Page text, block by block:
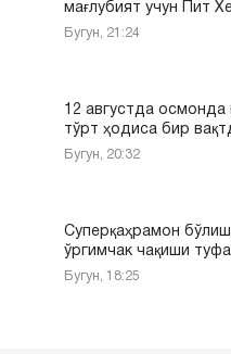
мағлубият учун Пит
Бугун, 21:24
12 августда осмонда
тўрт ҳодиса бир
Бугун, 20:32
Суперқаҳрамон
ўргимчак чақиши
Бугун, 18:25